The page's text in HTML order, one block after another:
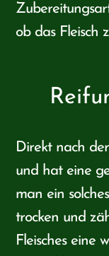
ob das Fleisch
Direkt nach
und hat eine
man ein
trocken und
Fleisches eine